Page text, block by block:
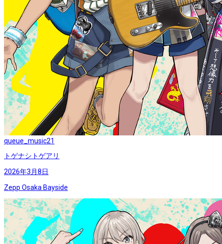
queue_music21
トゲナシトゲアリ
2026年3月8日
Zepp Osaka Bayside